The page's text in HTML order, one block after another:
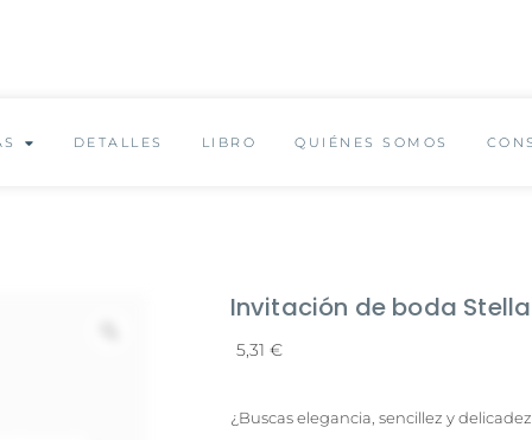
DETALLES LIBRO QUIÉNES SOMOS
Invitación de boda
5,31 €
¿Buscas elegancia, sencillez y